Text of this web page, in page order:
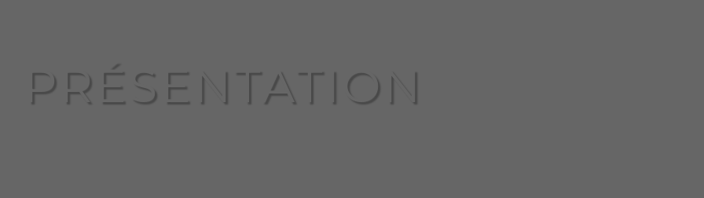
PRÉSENTATION